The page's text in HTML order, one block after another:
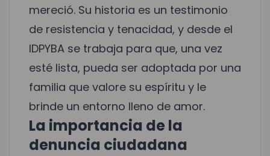
mereció. Su historia es un testimonio
de resistencia y tenacidad, y desde el
IDPYBA se trabaja para que, una vez
esté lista, pueda ser adoptada por una
familia que valore su espíritu y le
brinde un entorno lleno de amor.
La importancia de la
denuncia ciudadana